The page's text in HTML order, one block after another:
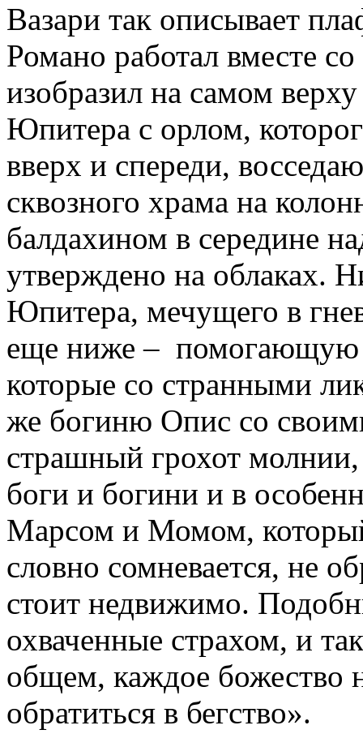
Вазари так описывает
Романо работал вместе
изобразил на самом
Юпитера с орлом,
вверх и спереди,
сквозного храма на
балдахином в середине
утверждено на облаках.
Юпитера, мечущего в
еще ниже – помогающую
которые со странными
же богиню Опис со
страшный грохот
боги и богини и в
Марсом и Момом,
словно сомневается, не
стоит недвижимо.
охваченные страхом, и
общем, каждое божество
обратиться в бегство».